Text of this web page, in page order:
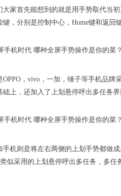
大家首先能想到的就是用手势取代当
键，分别是控制中心，Home键和返回
OPPO，vivo，一加，锤子等手机品牌
础上，还加入了上划悬停呼出多任务
手机则是将左右两侧的上划手势都做
似采用的上划悬停呼出多任务，多任